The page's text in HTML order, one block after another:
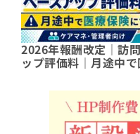
2026年報酬改定｜訪
ップ評価料｜月途中